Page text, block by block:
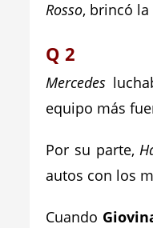
Rosso, brincó la
Q 2
Mercedes
equipo más
Por su parte,
autos con los
Cuando